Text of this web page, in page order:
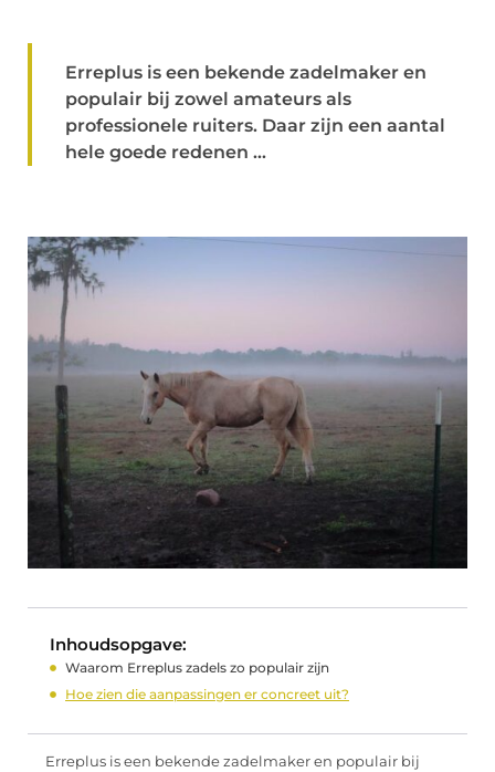
Erreplus is een bekende zadelmaker en
populair bij zowel amateurs als
professionele ruiters. Daar zijn een aantal
hele goede redenen ...
Inhoudsopgave:
Waarom Erreplus zadels zo populair zijn
Hoe zien die aanpassingen er concreet uit?
Erreplus is een bekende zadelmaker en populair bij